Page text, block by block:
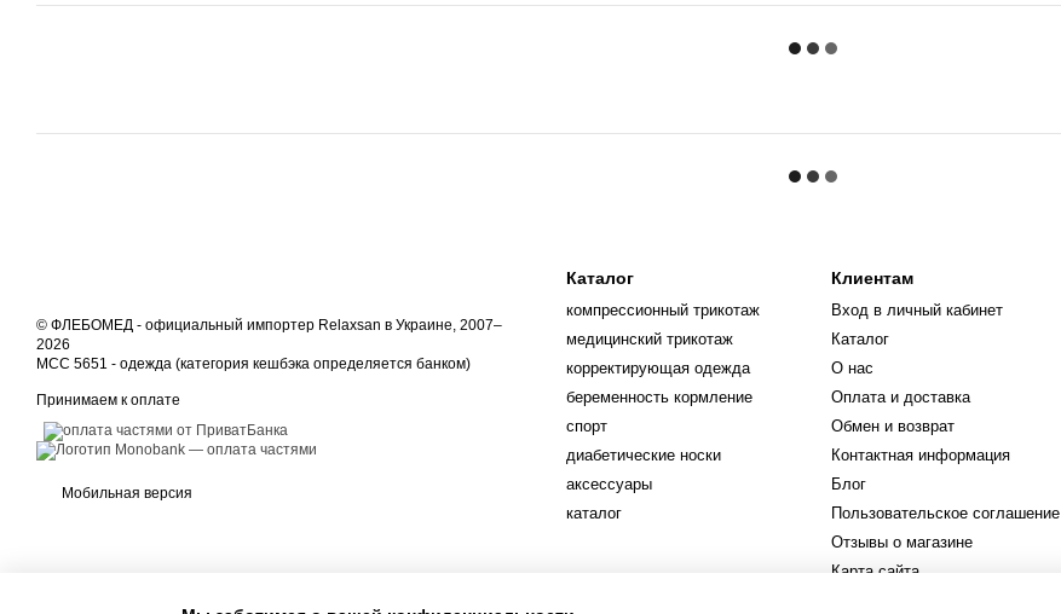
© ФЛЕБОМЕД - официальный импортер Relaxsan в Украине, 2007–
2026
MCC 5651 - одежда (категория кешбэка определяется банком)
Принимаем к оплате
Мобильная версия
Каталог
компрессионный трикотаж
медицинский трикотаж
корректирующая одежда
беременность кормление
спорт
диабетические носки
аксессуары
каталог
Клиентам
Вход в личный кабинет
Каталог
О нас
Оплата и доставка
Обмен и возврат
Контактная информация
Блог
Пользовательское соглашение
Отзывы о магазине
Карта сайта